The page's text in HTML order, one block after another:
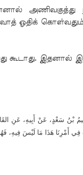
அணிவகுத்து
ஓதிக் கொள்வதும்
கூடாது. இதனால்
بْنُ سَعْدٍ، عَنْ أَبِيهِ،
أَمْرِنَا هَذَا مَا لَيْسَ فِيهِ،